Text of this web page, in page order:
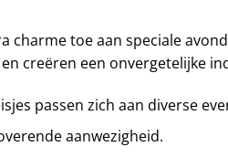
charme toe aan speciale
creëren een onvergetelijke
passen zich aan diverse
aanwezigheid.